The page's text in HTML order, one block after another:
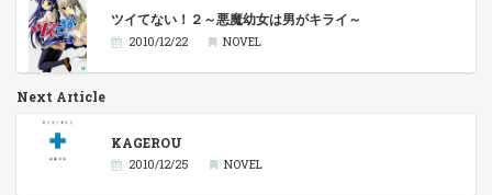
ツイてない！２～悪魔幼女は男がキライ～
2010/12/22 NOVEL
Next Article
KAGEROU
2010/12/25 NOVEL